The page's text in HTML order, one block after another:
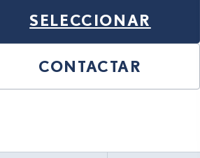
SELECCIONAR
CONTACTAR